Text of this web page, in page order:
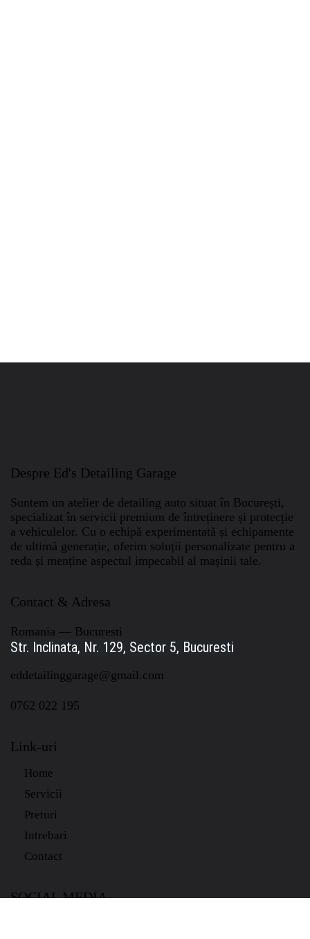
Despre Ed's Detailing Garage
Suntem un atelier de detailing auto situat în București,
specializat în servicii premium de întreținere și protecție
a vehiculelor. Cu o echipă experimentată și echipamente
de ultimă generație, oferim soluții personalizate pentru a
reda și menține aspectul impecabil al mașinii tale.
Contact & Adresa
Romania — Bucuresti
Str. Inclinata, Nr. 129, Sector 5, Bucuresti
eddetailinggarage@gmail.com
0762 022 195
Link-uri
Home
Servicii
Preturi
Intrebari
Contact
SOCIAL MEDIA